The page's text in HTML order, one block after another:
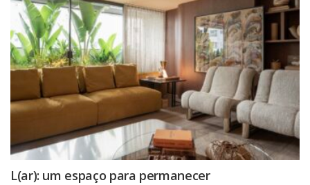
L(ar): um espaço para permanecer